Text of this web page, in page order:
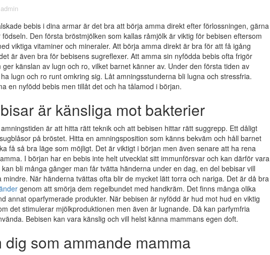
admin
bebis i dina armar är det bra att börja amma direkt efter förlossningen, gärna
Den första bröstmjölken som kallas råmjölk är viktig för bebisen eftersom
viktiga vitaminer och mineraler. Att börja amma direkt är bra för att få igång
är även bra för bebisens sugreflexer. Att amma sin nyfödda bebis ofta frigör
känslan av lugn och ro, vilket barnet känner av. Under den första tiden av
lugn och ro runt omkring sig. Låt amningsstunderna bli lugna och stressfria.
en nyfödd bebis men tillåt det och ha tålamod i början.
är känsliga mot bakterier
är att hitta rätt teknik och att bebisen hittar rätt suggrepp. Ett dåligt
på bröstet. Hitta en amningsposition som känns bekväm och håll barnet
få så bra läge som möjligt. Det är viktigt i början men även senare att ha rena
I början har en bebis inte helt utvecklat sitt immunförsvar och kan därför vara
bli många gånger man får tvätta händerna under en dag, en del bebisar vill
mindre. När händerna tvättas ofta blir de mycket lätt torra och nariga. Det är då bra
genom att smörja dem regelbundet med handkräm. Det finns många olika
annat oparfymerade produkter. När bebisen är nyfödd är hud mot hud en viktig
det stimulerar mjölkproduktionen men även är lugnande. Då kan parfymfria
Bebisen kan vara känslig och vill helst känna mammans egen doft.
dig som ammande mamma